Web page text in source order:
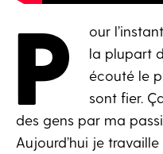
P
our
la plupart
écouté le
sont fier.
des gens par ma
Aujourd’hui je